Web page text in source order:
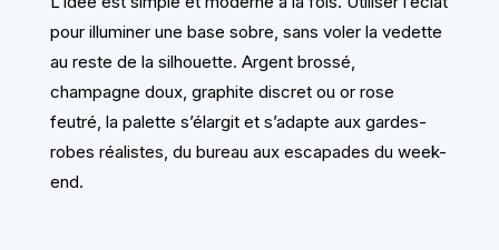
pour illuminer une base sobre, sans voler la vedette
au reste de la silhouette. Argent brossé,
champagne doux, graphite discret ou or rose
feutré, la palette s’élargit et s’adapte aux gardes-
robes réalistes, du bureau aux escapades du week-
end.